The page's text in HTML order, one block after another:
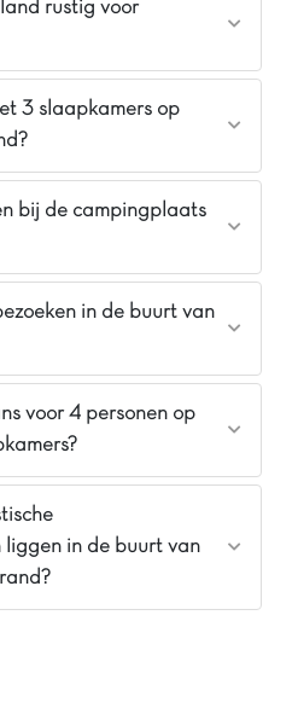
rustig voor
3 slaapkamers op
bij de campingplaats
in de buurt van
voor 4 personen op
liggen in de buurt van